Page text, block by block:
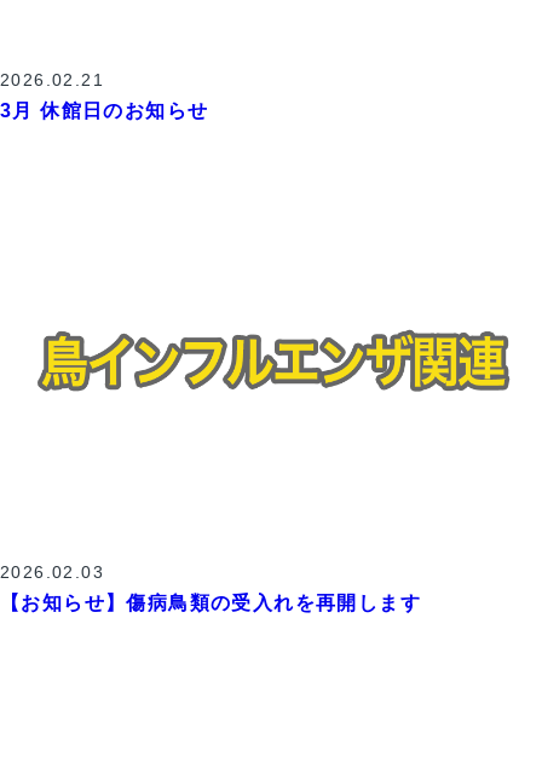
2026.02.21
3月 休館日のお知らせ
2026.02.03
【お知らせ】傷病鳥類の受入れを再開します